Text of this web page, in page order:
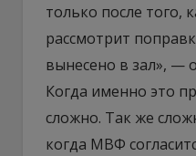
только после того,
рассмотрит
вынесено в зал», —
Когда именно это
сложно. Так же
когда МВФ